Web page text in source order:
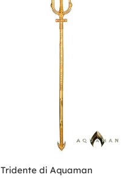
Tridente di Aquaman